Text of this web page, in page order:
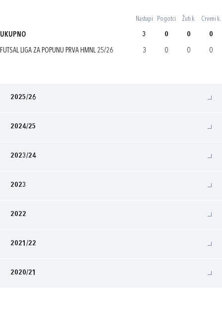
Nastupi Pogotci Žuti k. Crveni k.
UKUPNO 3 0 0 0
FUTSAL LIGA ZA POPUNU PRVA HMNL 25/26 3 0 0 0
2025/26
2024/25
2023/24
2023
2022
2021/22
2020/21